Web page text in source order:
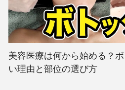
美容医療は何から始める？
い理由と部位の選び方